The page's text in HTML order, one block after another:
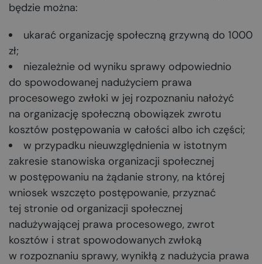
będzie można:
ukarać organizację społeczną grzywną do 1000
zł;
niezależnie od wyniku sprawy odpowiednio
do spowodowanej nadużyciem prawa
procesowego zwłoki w jej rozpoznaniu nałożyć
na organizację społeczną obowiązek zwrotu
kosztów postępowania w całości albo ich części;
w przypadku nieuwzględnienia w istotnym
zakresie stanowiska organizacji społecznej
w postępowaniu na żądanie strony, na której
wniosek wszczęto postępowanie, przyznać
tej stronie od organizacji społecznej
nadużywającej prawa procesowego, zwrot
kosztów i strat spowodowanych zwłoką
w rozpoznaniu sprawy, wynikłą z nadużycia prawa